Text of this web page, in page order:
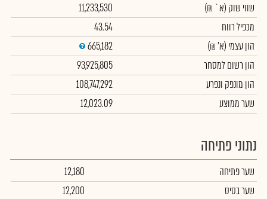
שווי שוק (א` ₪)
11,233,530
מכפיל רווח
43.54
הון עצמי (א' ₪)
665,182
הון רשום למסחר
93,925,805
הון מונפק ונפרע
108,747,292
שער ממוצע
12,023.09
נתוני פתיחה
שער פתיחה
12,180
שער בסיס
12,200